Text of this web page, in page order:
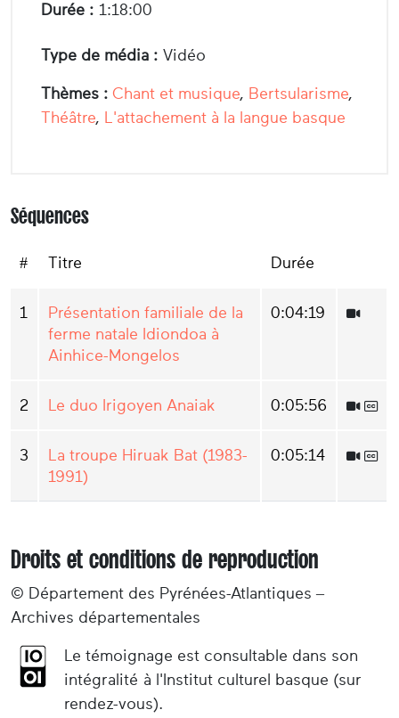
Durée : 1:18:00
Type de média : Vidéo
Thèmes : Chant et musique, Bertsularisme,
Théâtre, L'attachement à la langue basque
Séquences
# Titre Durée
1
Présentation familiale de la
ferme natale Idiondoa à
Ainhice-Mongelos
0:04:19
2 Le duo Irigoyen Anaiak 0:05:56
3
La troupe Hiruak Bat (1983-
1991)
0:05:14
Droits et conditions de reproduction
© Département des Pyrénées-Atlantiques –
Archives départementales
Le témoignage est consultable dans son
intégralité à l'Institut culturel basque (sur
rendez-vous).